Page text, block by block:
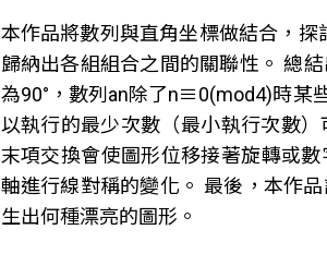
本作品將數列與直角坐標做結合，
歸納出各組組合之間的關聯性。 總
為90°，數列an除了n≡0(mod4)時某
以執行的最少次數（最小執行次數
末項交換會使圖形位移接著旋轉或
軸進行線對稱的變化。 最後，本作
生出何種漂亮的圖形。